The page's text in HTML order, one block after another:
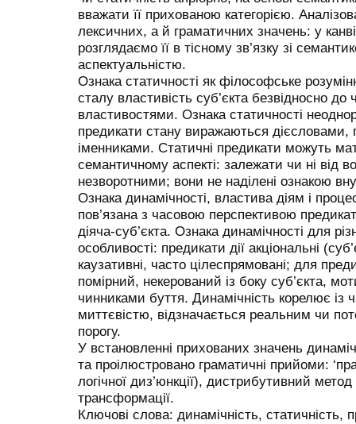
вважати її прихованою категорією.
лексичних, а й граматичних значень: у
розглядаємо її в тісному зв’язку зі
аспектуальністю.
Ознака статичності як філософське
сталу властивість суб’єкта безвідносно
властивостями. Ознака статичності
предикати стану виражаються
іменниками. Статичні предикати можуть
семантичному аспекті: залежати чи ні від
незворотними; вони не наділені ознакою
Ознака динамічності, властива діям і
пов’язана з часовою перспективою
діяча-суб’єкта. Ознака динамічності для
особливості: предикати дії акціональні
каузативні, часто цілеспрямовані; для
помірний, некерований із боку суб’єкта,
чинниками буття. Динамічність корелює із
миттєвістю, відзначається реальним чи
порогу.
У встановленні прихованих значень
та проілюстровано граматичні прийоми:
логічної диз’юнкції), дистрибутивний
трансформації.
Ключові слова: динамічність, статичність,